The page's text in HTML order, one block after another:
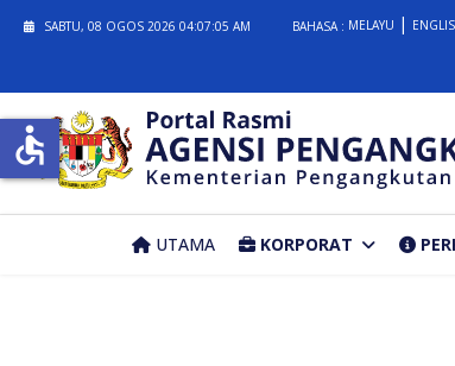
SABTU, 08 OGOS 2026 04:07:06 AM BAHASA : MELAYU
UTAMA KORPORAT
accessible